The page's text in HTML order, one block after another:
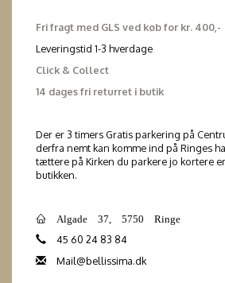
Fri fragt med GLS ved køb for kr. 400,-
Leveringstid 1-3 hverdage
Click & Collect
14 dages fri returret i butik
Der er 3 timers Gratis parkering på
derfra nemt kan komme ind på Ringes
tættere på Kirken du parkere jo kortere
butikken.
Algade 37, 5750 Ringe
45 60 24 83 84
Mail@bellissima.dk